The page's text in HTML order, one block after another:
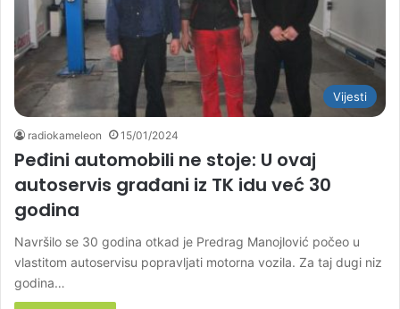
Vijesti
radiokameleon 15/01/2024
Peđini automobili ne stoje: U ovaj
autoservis građani iz TK idu već 30
godina
Navršilo se 30 godina otkad je Predrag Manojlović počeo u
vlastitom autoservisu popravljati motorna vozila. Za taj dugi niz
godina…